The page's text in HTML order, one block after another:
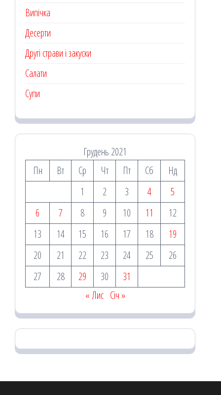
Випічка
Десерти
Другі страви і закуски
Салати
Супи
Грудень 2021
Пн
Вт Ср Чт Пт Сб
Нд
1
2 3 4
5
6
7 8 9 10 11
12
13
14 15 16 17 18
19
20
21 22 23 24 25
26
27
28 29 30
31
« Лис Січ »